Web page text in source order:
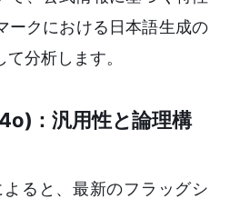
ークにおける日本語生成の
分析します。
：汎用性と論理構
ると、最新のフラッグシ